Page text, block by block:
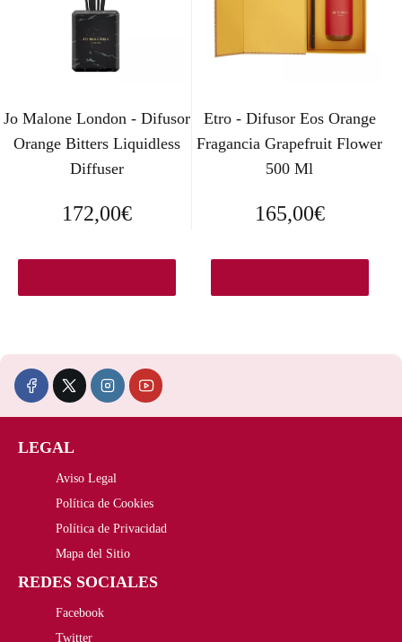
Jo Malone London - Difusor
Orange Bitters Liquidless
Diffuser
172,00€
Etro - Difusor Eos Orange
Fragancia Grapefruit Flower
500 Ml
165,00€
LEGAL
Aviso Legal
Política de Cookies
Política de Privacidad
Mapa del Sitio
REDES SOCIALES
Facebook
Twitter